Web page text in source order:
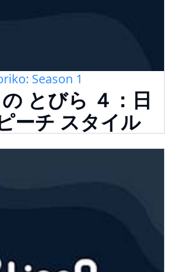
Season 1
とびら ４：日
ーチ スタイル